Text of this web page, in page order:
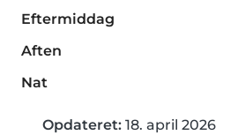
Eftermiddag
Aften
Nat
Opdateret: 18. april 2026